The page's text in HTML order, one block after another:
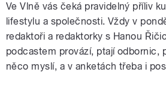
Ve Vlně vás čeká pravidelný příliv
lifestylu a společnosti. Vždy v
redaktoři a redaktorky s Hanou
podcastem provází, ptají odbornic,
něco myslí, a v anketách třeba i